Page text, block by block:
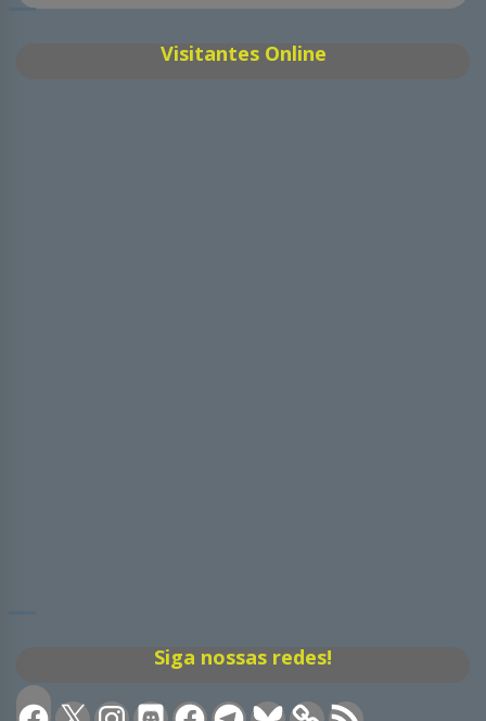
Visitantes Online
Siga nossas redes!
Facebook
X Instagram
DiscordFacebookTelegramBluesky Feed